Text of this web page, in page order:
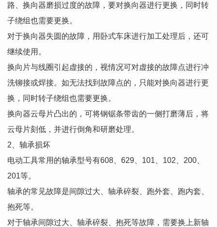
路、换向器磨损过度的故障，要对换向器进行更换，同时转
子绕组也需要更换。
对于换向器失圆的故障，用卧式车床进行加工处理后，还可
继续使用。
换向片与线圈引起虚接的，视情况可对虚接的故障点进行冲
洗铆接或焊接。如无法找到故障点的，只能对换向器进行更
换，同时转子绕组也需要更换。
换向器云母片凸出的，可将钢锯条带齿的一侧打磨薄后，将
云母片刻低，并进行倒角和研磨处理。
2、轴承损坏
电动工具常用的轴承型号有608、629、101、102、200、
201等。
轴承的常见故障是间隙过大、轴承碎裂、跑外套、跑内套、
抱死等。
对于轴承间隙过大、轴承碎裂、抱死等故障，需要换上新轴